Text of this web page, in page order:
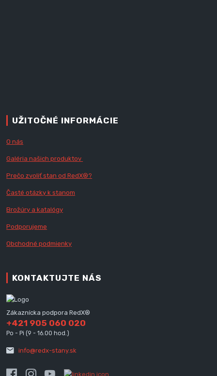
UŽITOČNÉ INFORMÁCIE
O nás
Galéria našich produktov
Prečo zvoliť stan od RedX®?
Časté otázky k stanom
Brožúry a katalógy
Podporujeme
Obchodné podmienky
KONTAKTUJTE NÁS
Zákaznícka podpora RedX®
+421 905 060 020
Po - Pi (9 - 16.00 hod.)
info@redx-stany.sk